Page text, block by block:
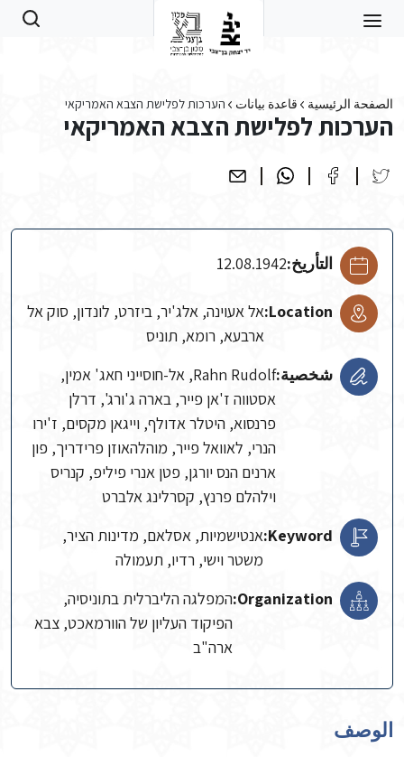
الصفحة الرئيسية قاعدة بيانات הערכות לפלישת הצבא האמריקאי
הערכות לפלישת הצבא האמריקאי
التأريخ:12.08.1942
Location: אל אעוינה, אלג'יר, ביזרט, לונדון, סוק אל
ארבעא, רומא, תוניס
شخصية:
Rahn Rudolf, אל-חוסייני חאג' אמין,
אסטווה ז'אן פייר, בארה ג'ורג', דרלן
פרנסוא, היטלר אדולף, וייגאן מקסים, ז'ירו
הנרי, לאוואל פייר, מוהלהאוזן פרידריך, פון
ארנים הנס יורגן, פטן אנרי פיליפ, קנריס
וילהלם פרנץ, קסרלינג אלברט
Keyword: אנטישמיות, אסלאם, מדינות הציר,
משטר וישי, רדיו, תעמולה
Organization: המפלגה הליברלית בתוניסיה,
הפיקוד העליון של הוורמאכט, צבא
ארה"ב
الوصف